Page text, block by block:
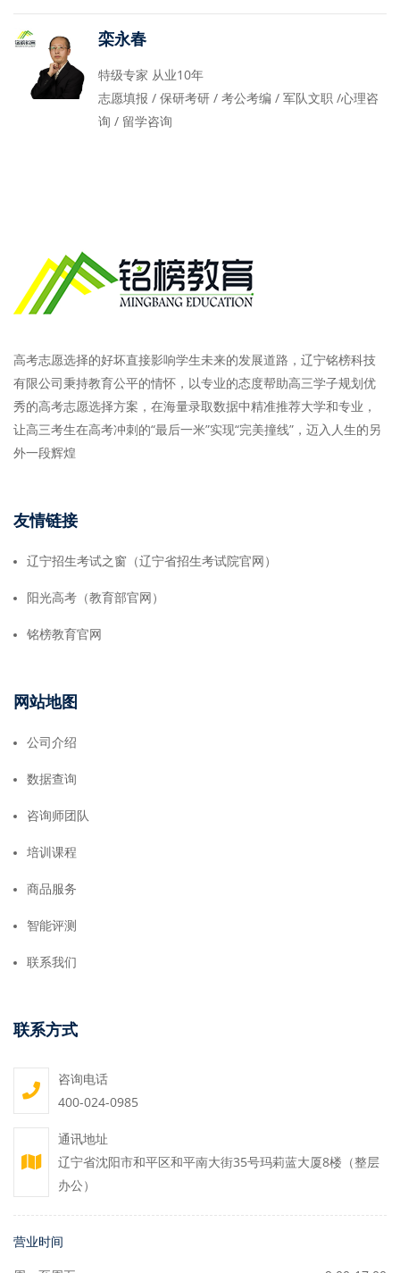
栾永春
特级专家 从业10年
志愿填报 / 保研考研 / 考公考编 / 军队文职 /心理咨
询 / 留学咨询
高考志愿选择的好坏直接影响学生未来的发展道路，辽宁铭榜科技
有限公司秉持教育公平的情怀，以专业的态度帮助高三学子规划优
秀的高考志愿选择方案，在海量录取数据中精准推荐大学和专业，
让高三考生在高考冲刺的“最后一米”实现“完美撞线”，迈入人生的另
外一段辉煌
友情链接
辽宁招生考试之窗（辽宁省招生考试院官网）
阳光高考（教育部官网）
铭榜教育官网
网站地图
公司介绍
数据查询
咨询师团队
培训课程
商品服务
智能评测
联系我们
联系方式
咨询电话
400-024-0985
通讯地址
辽宁省沈阳市和平区和平南大街35号玛莉蓝大厦8楼（整层
办公）
营业时间